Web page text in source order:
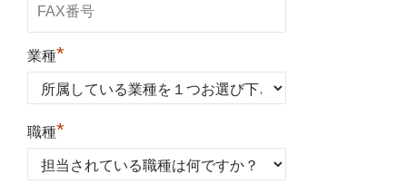
業種*
職種*